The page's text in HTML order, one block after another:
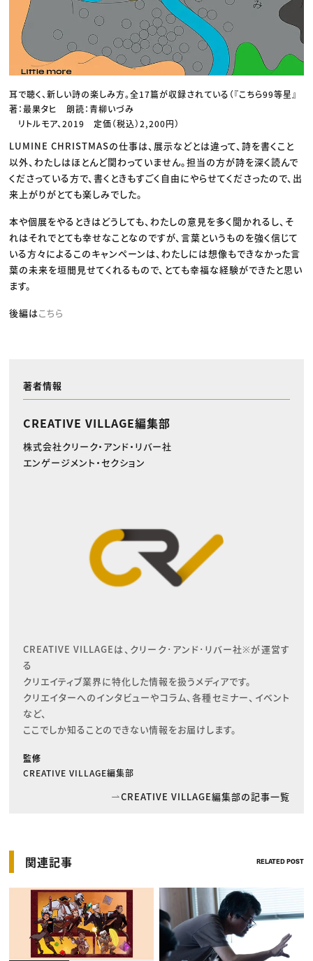
耳で聴く、新しい詩の楽しみ方。全17篇が収録されている（『こちら99等星』
著：最果タヒ 朗読：青柳いづみ
リトルモア、2019 定価（税込）2,200円）
LUMINE CHRISTMASの仕事は、展示などとは違って、詩を書くこと
以外、わたしはほとんど関わっていません。担当の方が詩を深く読んで
くださっている方で、書くときもすごく自由にやらせてくださったので、出
来上がりがとても楽しみでした。
本や個展をやるときはどうしても、わたしの意見を多く聞かれるし、そ
れはそれでとても幸せなことなのですが、言葉というものを強く信じて
いる方々によるこのキャンペーンは、わたしには想像もできなかった言
葉の未来を垣間見せてくれるもので、とても幸福な経験ができたと思い
ます。
後編はこちら
著者情報
CREATIVE VILLAGE編集部
株式会社クリーク・アンド・リバー社
エンゲージメント・セクション
CREATIVE VILLAGEは、クリーク･アンド･リバー社※が運営す
る
クリエイティブ業界に特化した情報を扱うメディアです。
クリエイターへのインタビューやコラム、各種セミナー、イベント
など、
ここでしか知ることのできない情報をお届けします。
監修
CREATIVE VILLAGE編集部
CREATIVE VILLAGE編集部の記事一覧
関連記事 RELATED POST